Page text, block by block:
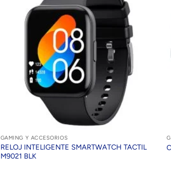
GAMING Y ACCESORIOS
RELOJ INTELIGENTE SMARTWATCH TACTIL
M9021 BLK